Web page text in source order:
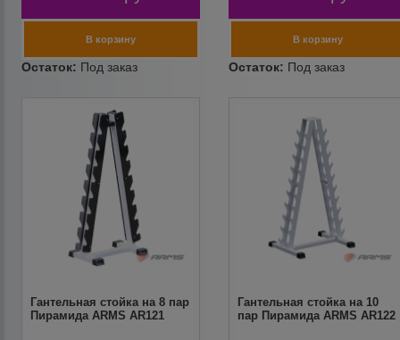
Гантельная стойка на 8 пар
Пирамида ARMS AR121
Гантельная стойка на 10
пар Пирамида ARMS AR122